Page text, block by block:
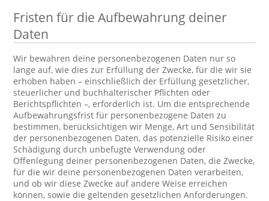
Fristen für die Aufbewahrung deiner
Daten
Wir bewahren deine personenbezogenen Daten nur so
lange auf, wie dies zur Erfüllung der Zwecke, für die wir sie
erhoben haben – einschließlich der Erfüllung gesetzlicher,
steuerlicher und buchhalterischer Pflichten oder
Berichtspflichten –, erforderlich ist. Um die entsprechende
Aufbewahrungsfrist für personenbezogene Daten zu
bestimmen, berücksichtigen wir Menge, Art und Sensibilität
der personenbezogenen Daten, das potenzielle Risiko einer
Schädigung durch unbefugte Verwendung oder
Offenlegung deiner personenbezogenen Daten, die Zwecke,
für die wir deine personenbezogenen Daten verarbeiten,
und ob wir diese Zwecke auf andere Weise erreichen
können, sowie die geltenden gesetzlichen Anforderungen.